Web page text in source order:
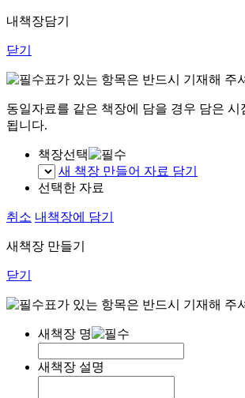
내책장담기
닫기
표가 있는 항목은 반드시 기재해 주
동일자료를 같은 책장에 담을 경우 담은 시
됩니다.
책장선택
새 책장 만들어 자료 담기
선택한 자료
취소 내책장에 담기
새책장 만들기
닫기
표가 있는 항목은 반드시 기재해 주
새책장 명
새책장 설명